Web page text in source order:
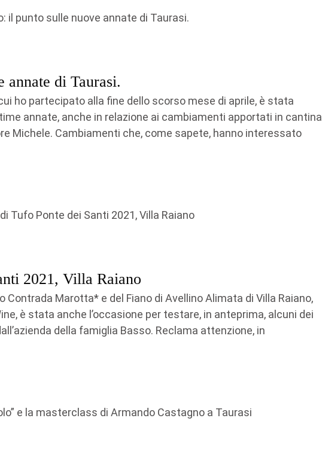
di Taurasi.
ho partecipato alla fine dello scorso mese di aprile, è stata
annate, anche in relazione ai cambiamenti apportati in cantina
Michele. Cambiamenti che, come sapete, hanno interessato
2021, Villa Raiano
Contrada Marotta* e del Fiano di Avellino Alimata di Villa Raiano,
è stata anche l’occasione per testare, in anteprima, alcuni dei
della famiglia Basso. Reclama attenzione, in